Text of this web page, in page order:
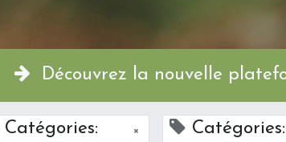
Découvrez la nouvelle
Catégories:
×